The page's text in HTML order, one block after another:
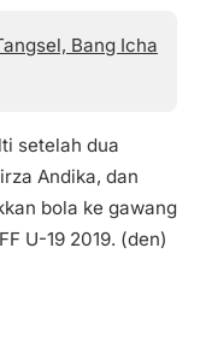
Bang Icha
setelah dua
Andika, dan
bola ke gawang
U-19 2019. (den)